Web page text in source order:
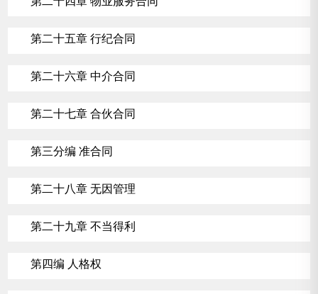
第二十五章 行纪合同
第二十六章 中介合同
第二十七章 合伙合同
第三分编 准合同
第二十八章 无因管理
第二十九章 不当得利
第四编 人格权